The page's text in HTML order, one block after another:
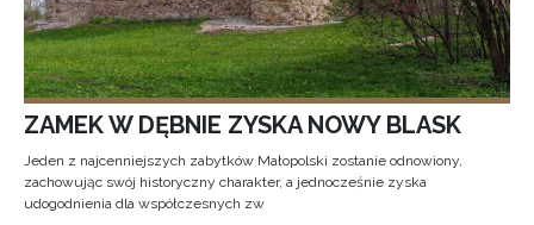
ZAMEK W DĘBNIE ZYSKA NOWY BLASK
Jeden z najcenniejszych zabytków Małopolski zostanie odnowiony,
zachowując swój historyczny charakter, a jednocześnie zyska
udogodnienia dla współczesnych zw